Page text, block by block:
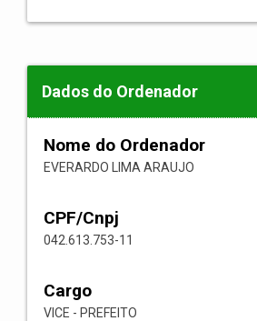
Dados do Ordenador
Nome do Ordenador
EVERARDO LIMA ARAUJO
CPF/Cnpj
042.613.753-11
Cargo
VICE - PREFEITO